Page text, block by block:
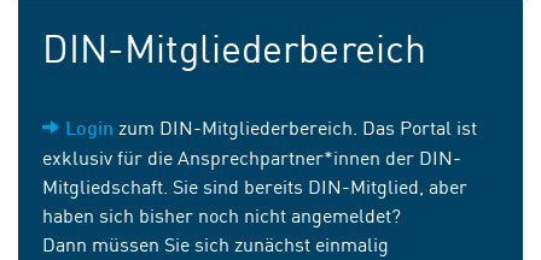
DIN-Mitgliederbereich
Login zum DIN-Mitgliederbereich. Das Portal ist
exklusiv für die Ansprechpartner*innen der DIN-
Mitgliedschaft. Sie sind bereits DIN-Mitglied, aber
haben sich bisher noch nicht angemeldet?
Dann müssen Sie sich zunächst einmalig